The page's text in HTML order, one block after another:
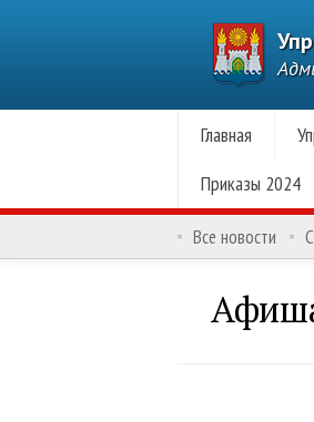
Главная
Приказы 2024
Все новости